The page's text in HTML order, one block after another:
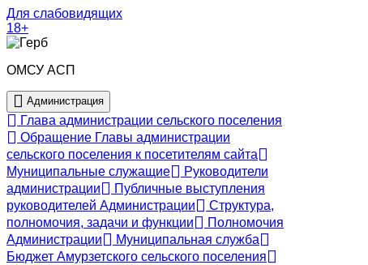
Для слабовидящих
18+
ОМСУ АСП
Администрация
Глава администрации сельского поселения
Обращение Главы администрации
сельского поселения к посетителям сайта
Муниципальные служащие
Руководители
администрации
Публичные выступления
руководителей Администрации
Структура,
полномочия, задачи и функции
Полномочия
Администрации
Муниципальная служба
Бюджет Амурзетского сельского поселения